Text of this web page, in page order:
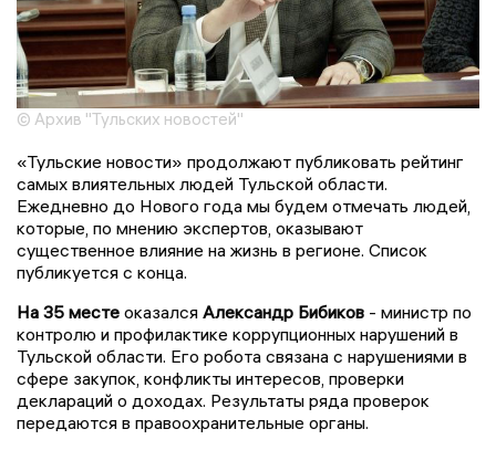
© Архив "Тульских новостей"
«Тульские новости» продолжают публиковать рейтинг
самых влиятельных людей Тульской области.
Ежедневно до Нового года мы будем отмечать людей,
которые, по мнению экспертов, оказывают
существенное влияние на жизнь в регионе. Список
публикуется с конца.
На 35 месте оказался Александр Бибиков - министр по
контролю и профилактике коррупционных нарушений в
Тульской области. Его робота связана с нарушениями в
сфере закупок, конфликты интересов, проверки
деклараций о доходах. Результаты ряда проверок
передаются в правоохранительные органы.